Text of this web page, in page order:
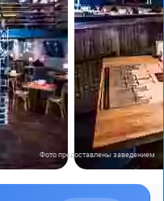
Фото предоставлены заведением